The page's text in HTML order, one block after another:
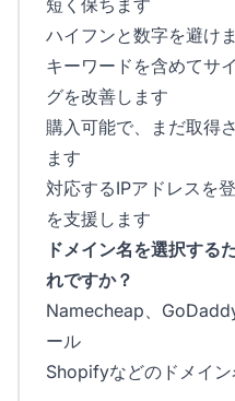
ハイフンと数字を避け
キーワードを含めてサ
グを改善します
購入可能で、まだ取得
ます
対応するIPアドレスを
を支援します
ドメイン名を選択する
れですか？
Namecheap、
ール
Shopifyなどのドメイ